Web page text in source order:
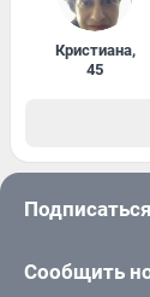
Кристиана,
45
Сообщить